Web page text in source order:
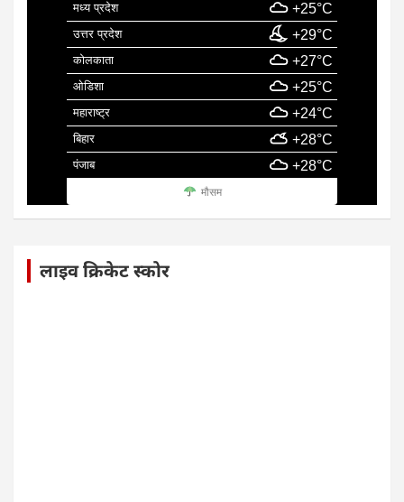
मध्य प्रदेश +25°C
उत्तर प्रदेश +29°C
कोलकाता +27°C
ओडिशा +25°C
महाराष्ट्र +24°C
बिहार +28°C
पंजाब +28°C
मौसम
लाइव क्रिकेट स्कोर